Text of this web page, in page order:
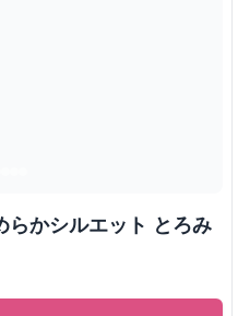
かシルエット とろみ